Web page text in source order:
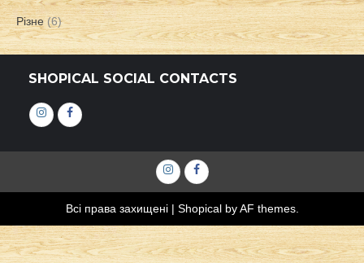
Різне (6)
SHOPICAL SOCIAL CONTACTS
ІнстаграмФейсбук
ІнстаграмФейсбук
Всі права захищені | Shopicalby AF themes.